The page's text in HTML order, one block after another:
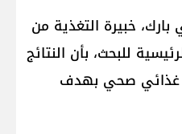
خبيرة التغذية من
للبحث، بأن النتائج
غذائي صحي بهدف